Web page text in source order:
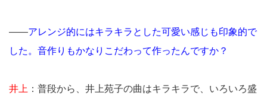
――アレンジ的にはキラキラとした可愛い感じも印象的で
した。音作りもかなりこだわって作ったんですか？
井上 ：普段から、井上苑子の曲はキラキラで、いろいろ盛